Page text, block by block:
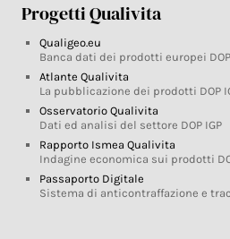
Progetti Qualivita
Qualigeo.eu
Banca dati dei prodotti europei DOP
Atlante Qualivita
La pubblicazione dei prodotti DOP
Osservatorio Qualivita
Dati ed analisi del settore DOP IGP
Rapporto Ismea Qualivita
Indagine economica sui prodotti
Passaporto Digitale
Sistema di anticontraffazione e